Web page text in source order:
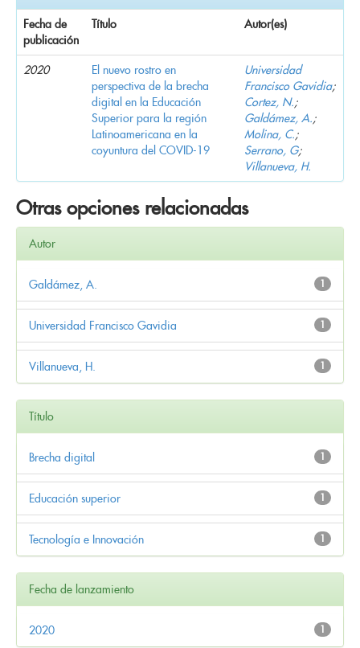
Fecha de
publicación
Título Autor(es)
2020
El nuevo rostro en
perspectiva de la brecha
digital en la Educación
Superior para la región
Latinoamericana en la
coyuntura del COVID-19
Universidad
Francisco Gavidia;
Cortez, N.;
Galdámez, A.;
Molina, C.;
Serrano, G;
Villanueva, H.
Otras opciones relacionadas
Autor
1
Galdámez, A.
1
Universidad Francisco Gavidia
1
Villanueva, H.
Título
1
Brecha digital
1
Educación superior
1
Tecnología e Innovación
Fecha de lanzamiento
1
2020